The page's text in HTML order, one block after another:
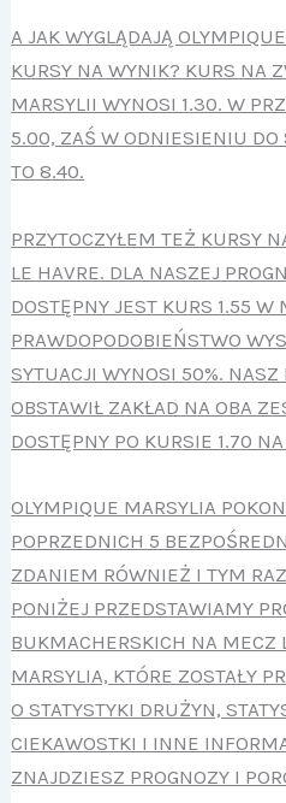
A JAK WYGLĄDAJĄ
KURSY NA WYNIK? KURS NA
MARSYLII WYNOSI 1.30. W
5.00, ZAŚ W ODNIESIENIU DO
TO 8.40.
PRZYTOCZYŁEM TEŻ KURSY
LE HAVRE. DLA NASZEJ
DOSTĘPNY JEST KURS 1.55 W
PRAWDOPODOBIEŃSTWO
SYTUACJI WYNOSI 50%. NASZ
OBSTAWIŁ ZAKŁAD NA OBA
DOSTĘPNY PO KURSIE 1.70
OLYMPIQUE MARSYLIA
POPRZEDNICH 5
ZDANIEM RÓWNIEŻ I TYM
PONIŻEJ PRZEDSTAWIAMY
BUKMACHERSKICH NA MECZ
MARSYLIA, KTÓRE ZOSTAŁY
O STATYSTYKI DRUŻYN,
CIEKAWOSTKI I INNE
ZNAJDZIESZ PROGNOZY I